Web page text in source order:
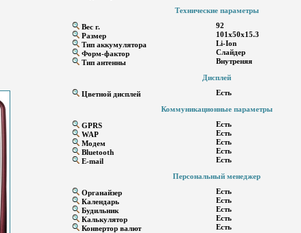
Технические параметры
Вес г.
92
Размер
101x50x15.3
Тип аккумулятора
Li-Ion
Форм-фактор
Слайдер
Тип антенны
Внутреняя
Дисплей
Цветной дисплей Есть
Коммуникационные параметры
GPRS
Есть
WAP
Есть
Модем
Есть
Bluetooth
Есть
E-mail
Есть
Персональный менеджер
Органайзер
Есть
Календарь
Есть
Будильник
Есть
Калькулятор
Есть
Конвертор валют
Есть